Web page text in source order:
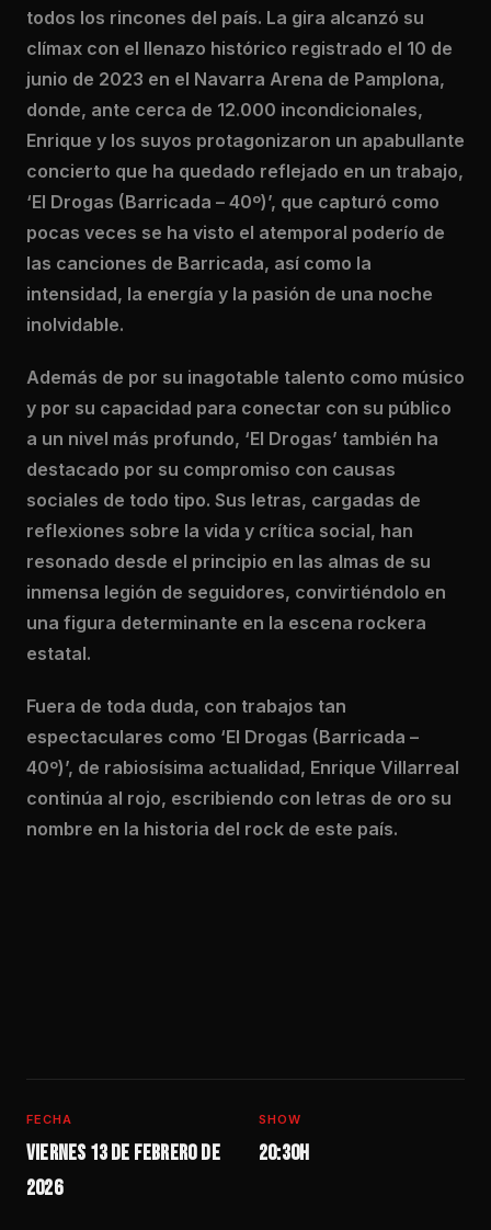
todos los rincones del país. La gira alcanzó su
clímax con el llenazo histórico registrado el 10 de
junio de 2023 en el Navarra Arena de Pamplona,
donde, ante cerca de 12.000 incondicionales,
Enrique y los suyos protagonizaron un apabullante
concierto que ha quedado reflejado en un trabajo,
‘El Drogas (Barricada – 40º)’, que capturó como
pocas veces se ha visto el atemporal poderío de
las canciones de Barricada, así como la
intensidad, la energía y la pasión de una noche
inolvidable.
Además de por su inagotable talento como músico
y por su capacidad para conectar con su público
a un nivel más profundo, ‘El Drogas’ también ha
destacado por su compromiso con causas
sociales de todo tipo. Sus letras, cargadas de
reflexiones sobre la vida y crítica social, han
resonado desde el principio en las almas de su
inmensa legión de seguidores, convirtiéndolo en
una figura determinante en la escena rockera
estatal.
Fuera de toda duda, con trabajos tan
espectaculares como ‘El Drogas (Barricada –
40º)’, de rabiosísima actualidad, Enrique Villarreal
continúa al rojo, escribiendo con letras de oro su
nombre en la historia del rock de este país.
FECHA
Viernes 13 de febrero de
2026
SHOW
20:30h